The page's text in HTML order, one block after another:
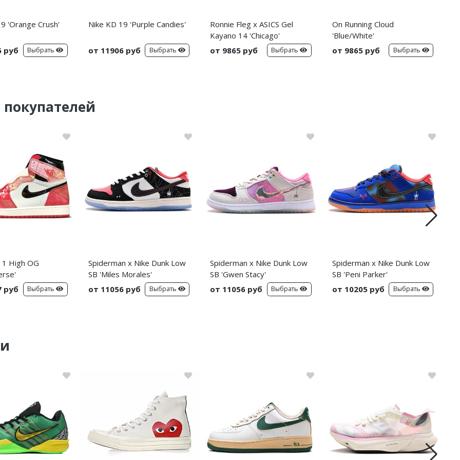
'Orange Crush'
руб Выбрать
Nike KD 19 'Purple Candies'
от 11906 руб Выбрать
Ronnie Fleg x ASICS Gel
Kayano 14 'Chicago'
от 9865 руб
Выбрать
On Running Cloud
'Blue/White'
от 9865 руб
Выбрать
1 High OG
руб
Выбрать
Spiderman x Nike Dunk Low
SB 'Miles Morales'
от 11056 руб
Выбрать
Spiderman x Nike Dunk Low
SB 'Gwen Stacy'
от 11056 руб
Выбрать
Spiderman x Nike Dunk Low
SB 'Peni Parker'
от 10205 руб
Выбрать